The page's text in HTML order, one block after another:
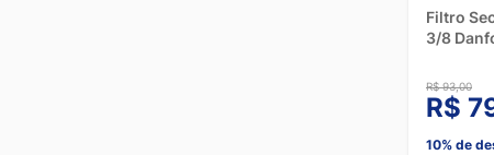
Filtro
3/8
R$ 93,00
R$
10% de